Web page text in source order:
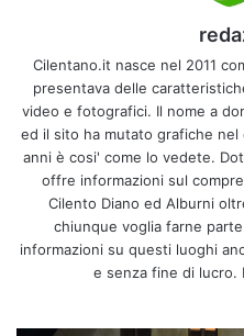
Cilentano.it nasce nel 2011
presentava delle
video e fotografici. Il nome a
ed il sito ha mutato grafiche
anni è cosi' come lo vedete.
offre informazioni sul
Cilento Diano ed Alburni
chiunque voglia farne
informazioni su questi luoghi
e senza fine di lucro.